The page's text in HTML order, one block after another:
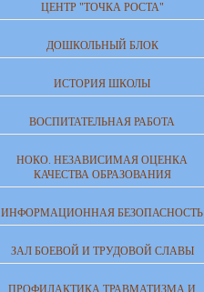
ЦЕНТР "ТОЧКА РОСТА"
ДОШКОЛЬНЫЙ БЛОК
ИСТОРИЯ ШКОЛЫ
ВОСПИТАТЕЛЬНАЯ РАБОТА
НОКО. НЕЗАВИСИМАЯ ОЦЕНКА
КАЧЕСТВА ОБРАЗОВАНИЯ
ИНФОРМАЦИОННАЯ БЕЗОПАСНОСТЬ
ЗАЛ БОЕВОЙ И ТРУДОВОЙ СЛАВЫ
ПРОФИЛАКТИКА ТРАВМАТИЗМА И